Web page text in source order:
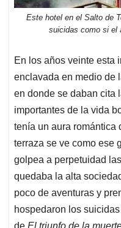
Este hotel en el Salto de
suicidas como si el
En los años veinte esta
enclavada en medio de
en donde se daban cita
importantes de la vida
tenía un aura romántica
terraza se ve como ese
golpea a perpetuidad
quedaba la alta
poco de aventuras y
hospedaron los
de El triunfo de la